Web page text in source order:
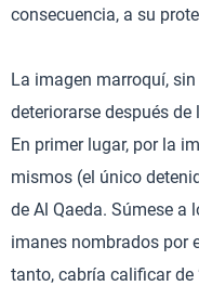
consecuencia, a su
La imagen marroquí,
deteriorarse después
En primer lugar, por la
mismos (el único
de Al Qaeda. Súmese a
imanes nombrados por
tanto, cabría calificar de